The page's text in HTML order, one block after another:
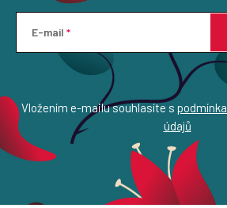
E-mail
Vložením e-mailu souhlasíte s
údajů